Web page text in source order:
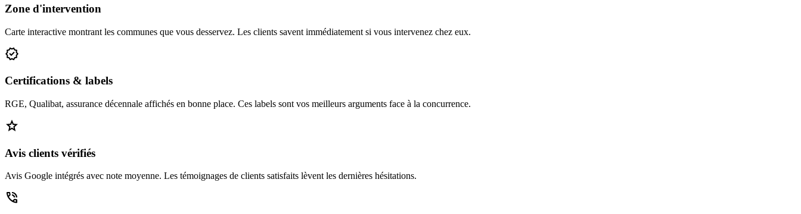
Zone d'intervention
Carte interactive montrant les communes que vous desservez. Les clients savent immédiatement si vous intervenez chez eux.
verified
Certifications & labels
RGE, Qualibat, assurance décennale affichés en bonne place. Ces labels sont vos meilleurs arguments face à la concurrence.
star
Avis clients vérifiés
Avis Google intégrés avec note moyenne. Les témoignages de clients satisfaits lèvent les dernières hésitations.
phone_in_talk